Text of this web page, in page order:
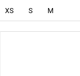
XS S M